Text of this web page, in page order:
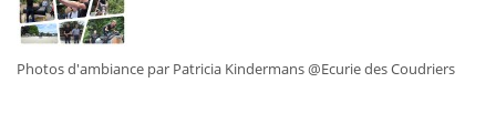
Photos d'ambiance par Patricia Kindermans @Ecurie des Coudriers